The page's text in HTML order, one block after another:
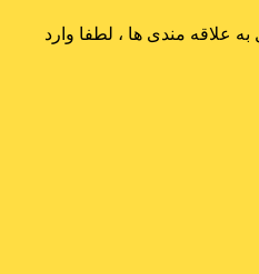
علاقه مندی ها ، لطفا وارد